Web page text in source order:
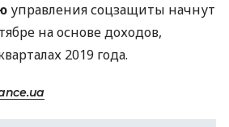
управления соцзащиты начнут
на основе доходов,
2019 года.